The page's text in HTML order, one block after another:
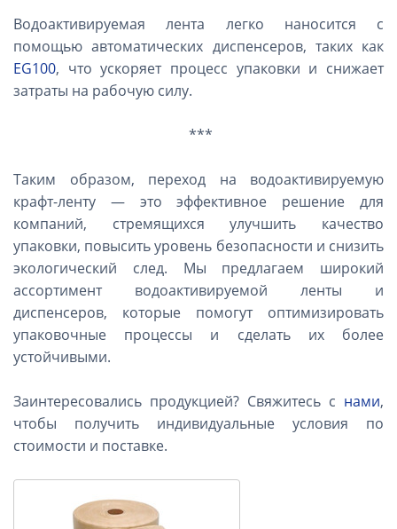
Водоактивируемая лента легко наносится с
помощью автоматических диспенсеров, таких как
EG100, что ускоряет процесс упаковки и снижает
затраты на рабочую силу.
***
Таким образом, переход на водоактивируемую
крафт-ленту — это эффективное решение для
компаний, стремящихся улучшить качество
упаковки, повысить уровень безопасности и снизить
экологический след. Мы предлагаем широкий
ассортимент водоактивируемой ленты и
диспенсеров, которые помогут оптимизировать
упаковочные процессы и сделать их более
устойчивыми.
Заинтересовались продукцией? Свяжитесь с нами,
чтобы получить индивидуальные условия по
стоимости и поставке.